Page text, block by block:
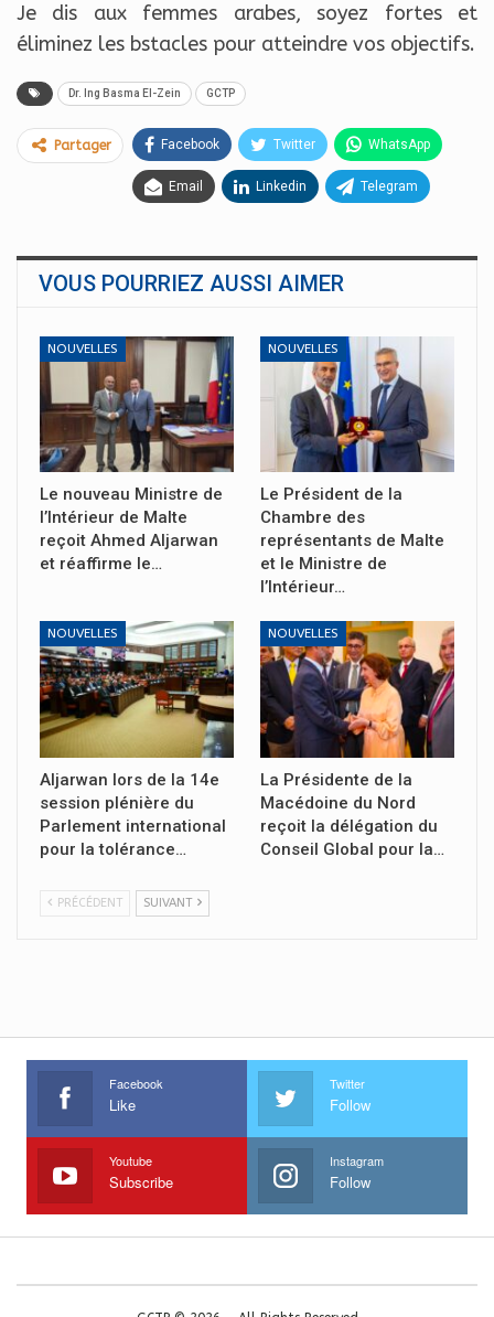
Je dis aux femmes arabes, soyez fortes et
éliminez les bstacles pour atteindre vos objectifs.
Dr. Ing Basma El-Zein GCTP
Partager Facebook Twitter WhatsApp
Email Linkedin Telegram
VOUS POURRIEZ AUSSI AIMER
NOUVELLES
Le nouveau Ministre de
l’Intérieur de Malte
reçoit Ahmed Aljarwan
et réaffirme le…
NOUVELLES
Le Président de la
Chambre des
représentants de Malte
et le Ministre de
l’Intérieur…
NOUVELLES
Aljarwan lors de la 14e
session plénière du
Parlement international
pour la tolérance…
NOUVELLES
La Présidente de la
Macédoine du Nord
reçoit la délégation du
Conseil Global pour la…
PRÉCÉDENT SUIVANT
Facebook
Like
Twitter
Follow
Youtube
Subscribe
Instagram
Follow